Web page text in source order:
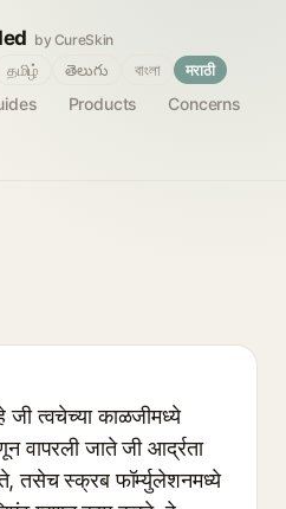
by CureSkin
Products
Concerns
தமிழ் తెలుగు বাংলা मराठी
त्वचेच्या काळजीमध्ये
वापरली जाते जी आर्द्रता
तसेच स्क्रब फॉर्म्युलेशनमध्ये